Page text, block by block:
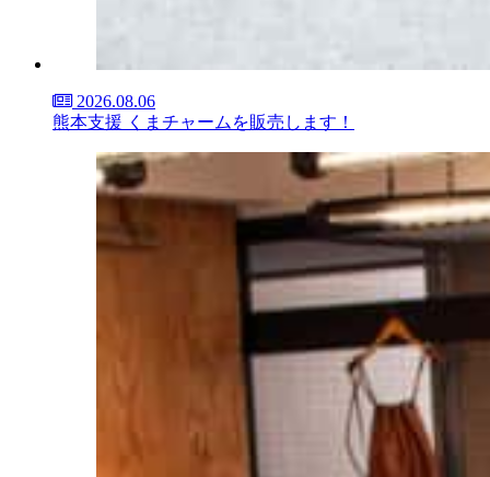
2026.08.06
熊本支援 くまチャームを販売します！